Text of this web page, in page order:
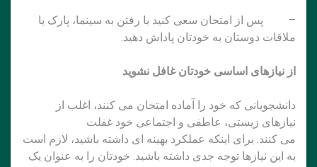
– پس از امتحان سعی کنید با رفتن به سینما، پارک یا
ملاقات دوستان به خودتان پاداش دهید.
از نیازهای اساسی خودتان غافل نشوید
دانشجویانی که خود را آماده امتحان می کنند، اغلب از
نیازهای زیستی، عاطفی و اجتماعی خود غفلت
می کنند. برای اینکه عملکرد بهینه ای داشته باشید، لازم است
به این نیازها توجه جدی داشته باشید. خودتان را به عنوان یک